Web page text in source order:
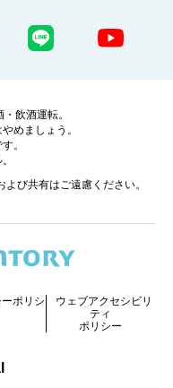
飲酒運転。
めましょう。
。
び共有はご遠慮ください。
ポリシ
ウェブアクセシビリ
ティ
ポリシー
新しいウィンドウで開く